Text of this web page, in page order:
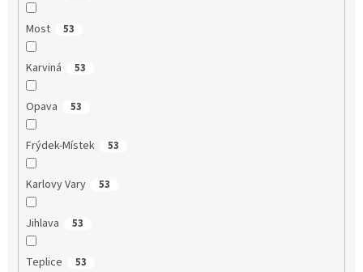
Most 53
Karviná 53
Opava 53
Frýdek-Místek 53
Karlovy Vary 53
Jihlava 53
Teplice 53